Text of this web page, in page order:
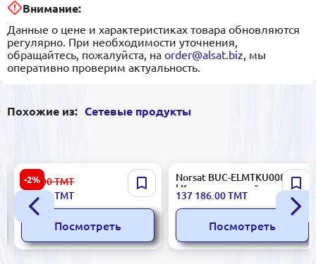
Внимание:
Данные о цене и характеристиках товара обновляются
регулярно. При необходимости уточнения,
обращайтесь, пожалуйста, на order@alsat.biz , мы
оперативно проверим актуальность.
Похожие из: Сетевые продукты
-2%
Optika | Муфта Оптическая
Вертикальная 24 Волокна
Купольная
450.00ТМТ
437.00ТМТ
Посмотреть
Norsat BUC-ELMTKU008-I.AC
| Ku-диапазонный ап-
конвертер 8 Вт
137 186.00ТМТ
Посмотреть